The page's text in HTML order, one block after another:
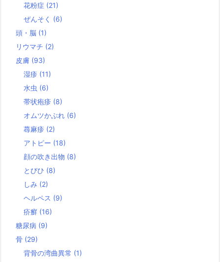
花粉症 (21)
ぜんそく (6)
頭・脳 (1)
リウマチ (2)
皮膚 (93)
湿疹 (11)
水虫 (6)
帯状疱疹 (8)
オムツかぶれ (6)
蕁麻疹 (2)
アトピー (18)
顔の吹き出物 (8)
とびひ (8)
しみ (2)
ヘルペス (9)
疥癬 (16)
糖尿病 (9)
骨 (29)
背骨の湾曲異常 (1)